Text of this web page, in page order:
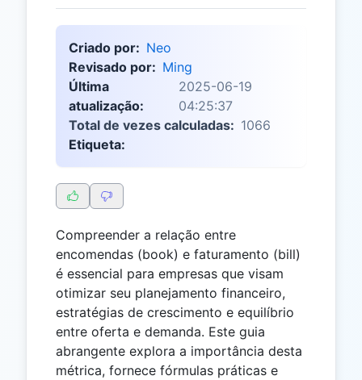
Criado por: Neo
Revisado por: Ming
Última
atualização:
2025-06-19
04:25:37
Total de vezes calculadas: 1066
Etiqueta:
Compreender a relação entre
encomendas (book) e faturamento (bill)
é essencial para empresas que visam
otimizar seu planejamento financeiro,
estratégias de crescimento e equilíbrio
entre oferta e demanda. Este guia
abrangente explora a importância desta
métrica, fornece fórmulas práticas e